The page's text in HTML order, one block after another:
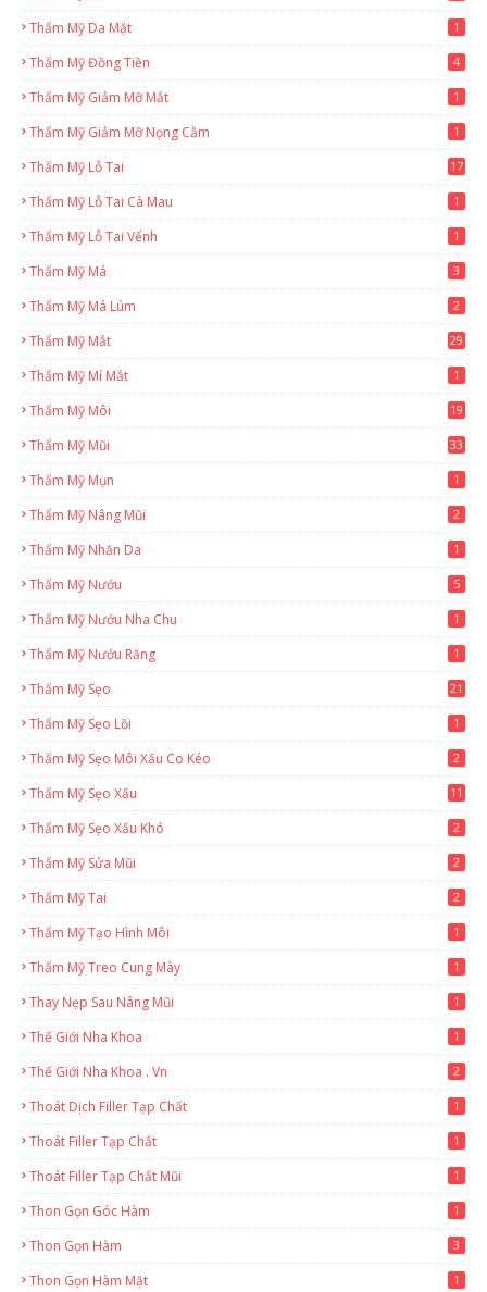
Thẩm Mỹ Da Mặt 1
Thẩm Mỹ Đồng Tiền 4
Thẩm Mỹ Giảm Mỡ Mắt 1
Thẩm Mỹ Giảm Mỡ Nọng Cằm 1
Thẩm Mỹ Lỗ Tai 17
Thẩm Mỹ Lỗ Tai Cà Mau 1
Thẩm Mỹ Lỗ Tai Vểnh 1
Thẩm Mỹ Má 3
Thẩm Mỹ Má Lúm 2
Thẩm Mỹ Mắt 29
Thẩm Mỹ Mí Mắt 1
Thẩm Mỹ Môi 19
Thẩm Mỹ Mũi 33
Thẩm Mỹ Mụn 1
Thẩm Mỹ Nâng Mũi 2
Thẩm Mỹ Nhăn Da 1
Thẩm Mỹ Nướu 5
Thẩm Mỹ Nướu Nha Chu 1
Thẩm Mỹ Nướu Răng 1
Thẩm Mỹ Sẹo 21
Thẩm Mỹ Sẹo Lồi 1
Thẩm Mỹ Sẹo Môi Xấu Co Kéo 2
Thẩm Mỹ Sẹo Xấu 11
Thẩm Mỹ Sẹo Xấu Khó 2
Thẩm Mỹ Sửa Mũi 2
Thẩm Mỹ Tai 2
Thẩm Mỹ Tạo Hình Môi 1
Thẩm Mỹ Treo Cung Mày 1
Thay Nẹp Sau Nâng Mũi 1
Thế Giới Nha Khoa 1
Thế Giới Nha Khoa . Vn 2
Thoát Dịch Filler Tạp Chất 1
Thoát Filler Tạp Chất 1
Thoát Filler Tạp Chất Mũi 1
Thon Gọn Góc Hàm 1
Thon Gọn Hàm 3
Thon Gọn Hàm Mặt 1